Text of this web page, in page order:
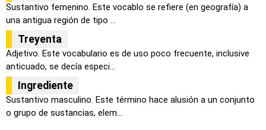
Sustantivo femenino. Este vocablo se refiere (en geografía) a
una antigua región de tipo ...
Treyenta
Adjetivo. Este vocabulario es de uso poco frecuente, inclusive
anticuado, se decía especi...
Ingrediente
Sustantivo masculino. Este término hace alusión a un conjunto
o grupo de sustancias, elem...